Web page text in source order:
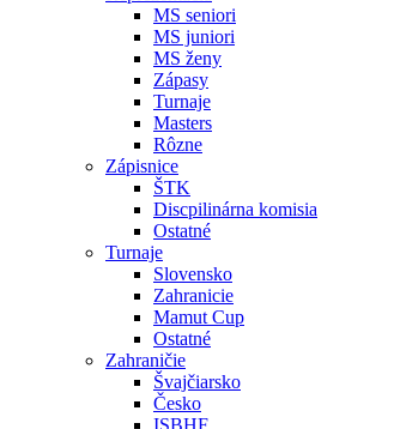
MS seniori
MS juniori
MS ženy
Zápasy
Turnaje
Masters
Rôzne
Zápisnice
ŠTK
Discpilinárna komisia
Ostatné
Turnaje
Slovensko
Zahranicie
Mamut Cup
Ostatné
Zahraničie
Švajčiarsko
Česko
ISBHF